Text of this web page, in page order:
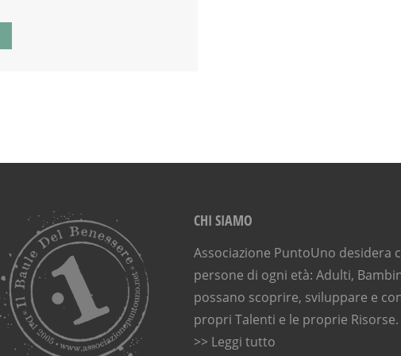
CHI SIAMO
Associazione PuntoUno desidera
persone di ogni età: Adulti,
possano scoprire, sviluppare e
propri Talenti e le proprie Risorse.
>> Leggi tutto